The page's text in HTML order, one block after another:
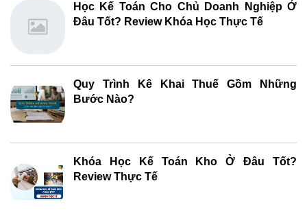
Học Kế Toán Cho Chủ Doanh Nghiệp Ở
Đâu Tốt? Review Khóa Học Thực Tế
Quy Trình Kê Khai Thuế Gồm Những
Bước Nào?
Khóa Học Kế Toán Kho Ở Đâu Tốt?
Review Thực Tế